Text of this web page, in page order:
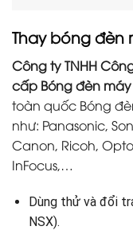
Thay bóng đèn
Công ty TNHH
cấp Bóng đèn máy
toàn quốc Bóng
như: Panasonic,
Canon, Ricoh,
InFocus,…
Dùng thử và đổi
NSX).